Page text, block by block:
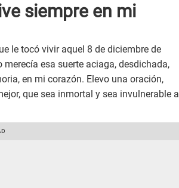
siempre en mi
le tocó vivir aquel 8 de diciembre de
esa suerte aciaga, desdichada,
en mi corazón. Elevo una oración,
que sea inmortal y sea invulnerable a